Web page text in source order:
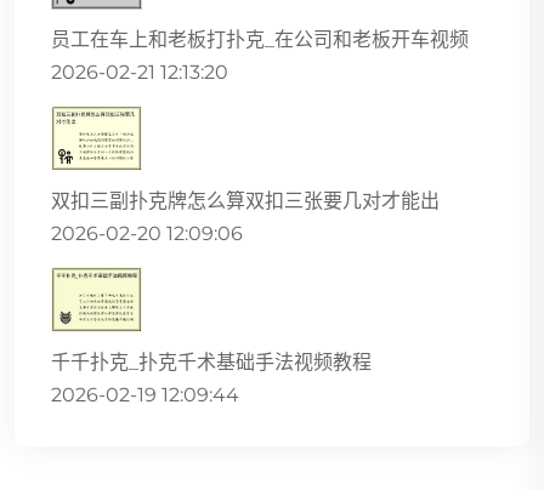
员工在车上和老板打扑克_在公司和老板开车视频
2026-02-21 12:13:20
双扣三副扑克牌怎么算双扣三张要几对才能出
2026-02-20 12:09:06
千千扑克_扑克千术基础手法视频教程
2026-02-19 12:09:44